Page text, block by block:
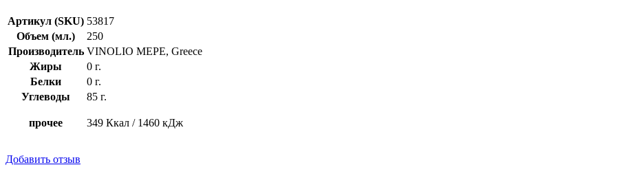
Артикул (SKU) 53817
Объем (мл.)
250
Производитель VINOLIO MEPE, Greece
Жиры
0 г.
Белки
0 г.
Углеводы
85 г.
прочее 349 Ккал / 1460 кДж
Добавить отзыв